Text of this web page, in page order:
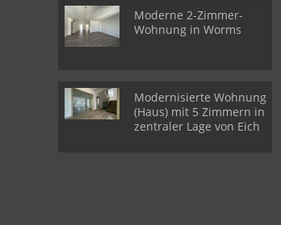
Moderne 2-Zimmer-
Wohnung in Worms
Modernisierte Wohnung
(Haus) mit 5 Zimmern in
zentraler Lage von Eich